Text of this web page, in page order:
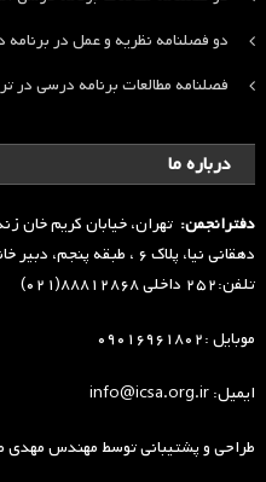
دو فصلنامه نظریه و عمل در
فصلنامه مطالعات برنامه درسی در
درباره ما
دفترانجمن: تهران، خیابان کریم خان
دهقانی نیا، پلاک ۶ ، طبقه پنجم، دبیر خانه انجمن مطالعات برنامه درسی ایران
تلفن:۲۵۲ داخلی ۸۸۸۱۲۸۶۸(۰۲۱)
موبایل :۰۹۰۱۶۹۶۱۸۰۲
ایمیل: info@icsa.org.ir
طراحی و پشتیبانی توسطمهندس مهدی